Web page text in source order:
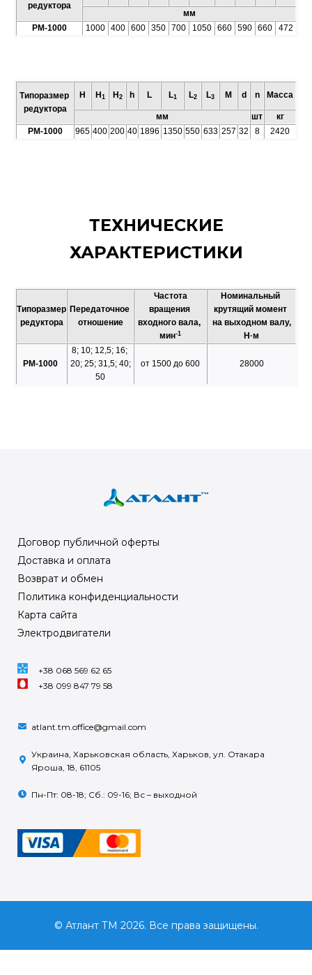
редуктора
мм
РМ-1000
1000 400 600 350 700 1050 660 590 660 472
Типоразмер
редуктора
Н Н 1 Н 2 h L L1 L2 L3 M d n Масса
мм шт
кг
РМ-1000
965 400 200 40 1896 1350 550 633 257 32 8 2420
ТЕХНИЧЕСКИЕ
ХАРАКТЕРИСТИКИ
Типоразмер
редуктора
Передаточное
отношение
Частота
вращения
входного вала,
мин-1
Номинальный
крутящий момент
на выходном валу,
Н·м
РМ-1000
8; 10; 12,5; 16;
20; 25; 31,5; 40;
50
от 1500 до 600 28000
Договор публичной оферты
Доставка и оплата
Возврат и обмен
Политика конфиденциальности
Карта сайта
Электродвигатели
+38 068 569 62 65
+38 099 847 79 58
atlant.tm.office@gmail.com
Украина, Харьковская область, Харьков, ул. Отакара
Яроша, 18, 61105
Пн-Пт: 08-18; Сб.: 09-16; Вс – выходной
© Атлант ТМ 2026. Все права защищены.